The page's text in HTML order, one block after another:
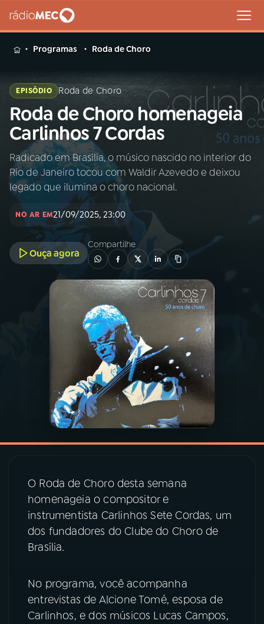
MENU
Buscar
na
Rádio
MEC
Buscar
Início AO VIVO
01INÍCIO
02A RÁDIO
PROGRAMAÇÃO
PROGRAMAS
VIDEOCASTS
07ÚLTIMAS
08PRÊMIO RÁDIO MEC
ACOMPANHE A RÁDIO MEC
YouTube
Instagram X
TikTok
Programas Roda de Choro
EPISÓDIO Roda de Choro
Roda de Choro homenageia
Carlinhos 7 Cordas
Radicado em Brasília, o músico nascido no interior do
Rio de Janeiro tocou com Waldir Azevedo e deixou
legado que ilumina o choro nacional.
NO AR EM21/09/2025, 23:00
Ouça agora
Compartilhe
O Roda de Choro desta semana
homenageia o compositor e
instrumentista Carlinhos Sete Cordas, um
dos fundadores do Clube do Choro de
Brasília.
No programa, você acompanha
entrevistas de Alcione Tomé, esposa de
Carlinhos, e dos músicos Lucas Campos,